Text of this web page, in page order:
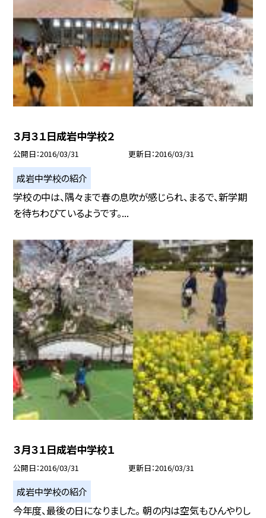
３月３１日成岩中学校２
公開日 2016/03/31 更新日 2016/03/31
成岩中学校の紹介
学校の中は、隅々まで春の息吹が感じられ、まるで、新学期
を待ちわびているようです。...
３月３１日成岩中学校１
公開日 2016/03/31 更新日 2016/03/31
成岩中学校の紹介
今年度、最後の日になりました。 朝の内は空気もひんやりし